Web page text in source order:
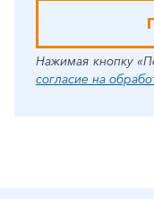
Нажимая кнопку
согласие на